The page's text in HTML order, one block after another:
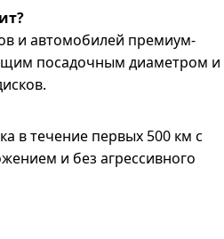
и автомобилей премиум-
посадочным диаметром и
в течение первых 500 км с
и без агрессивного